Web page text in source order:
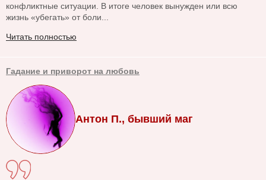
конфликтные ситуации. В итоге человек вынужден или всю
жизнь «убегать» от боли...
Читать полностью
Гадание и приворот на любовь
Антон П., бывший маг